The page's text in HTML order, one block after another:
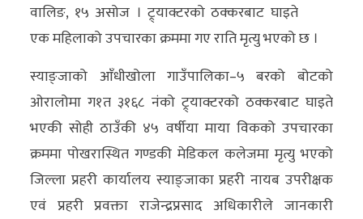
मनाेरञ्जन
विज्ञान
प्रविधि
अन्तरर्वार्ता
विचार/
ब्लग
वालिङ, १५ असोज । ट्र्याक्टरको ठक्करबाट घाइते
एक महिलाको उपचारका क्रममा गए राति मृत्यु भएको छ ।
स्याङ्जाको आँधीखोला गाउँपालिका–५ बरको बोटको
ओरालोमा ग१त ३१६८ नंको ट्र्याक्टरको ठक्करबाट घाइते
भएकी सोही ठाउँकी ४५ वर्षीया माया विकको उपचारका
क्रममा पोखरास्थित गण्डकी मेडिकल कलेजमा मृत्यु भएको
जिल्ला प्रहरी कार्यालय स्याङ्जाका प्रहरी नायब उपरीक्षक
एवं प्रहरी प्रवक्ता राजेन्द्रप्रसाद अधिकारीले जानकारी